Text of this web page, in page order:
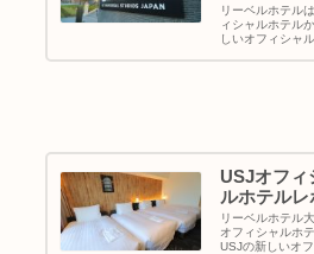
リーベルホテル
ィシャルホテル
しいオフィシャ
USJオフィ
ルホテル
リーベルホテル
オフィシャルホ
USJの新しいオ